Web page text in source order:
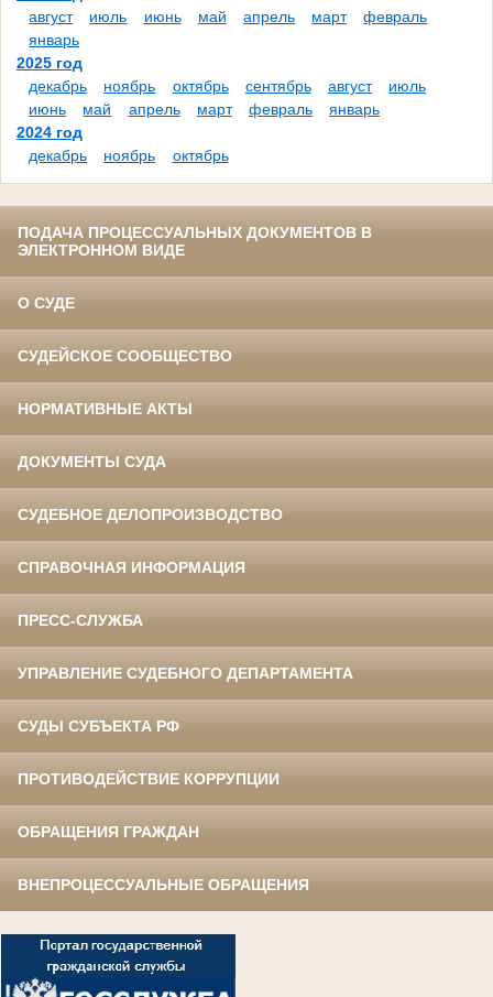
август
июль июнь май апрель март
февраль
январь
2025 год
декабрь
ноябрь октябрь сентябрь август
июль
июнь
май апрель март февраль
январь
2024 год
декабрь
ноябрь октябрь
ПОДАЧА ПРОЦЕССУАЛЬНЫХ ДОКУМЕНТОВ В
ЭЛЕКТРОННОМ ВИДЕ
О СУДЕ
СУДЕЙСКОЕ СООБЩЕСТВО
НОРМАТИВНЫЕ АКТЫ
ДОКУМЕНТЫ СУДА
СУДЕБНОЕ ДЕЛОПРОИЗВОДСТВО
СПРАВОЧНАЯ ИНФОРМАЦИЯ
ПРЕСС-СЛУЖБА
УПРАВЛЕНИЕ СУДЕБНОГО ДЕПАРТАМЕНТА
СУДЫ СУБЪЕКТА РФ
ПРОТИВОДЕЙСТВИЕ КОРРУПЦИИ
ОБРАЩЕНИЯ ГРАЖДАН
ВНЕПРОЦЕССУАЛЬНЫЕ ОБРАЩЕНИЯ